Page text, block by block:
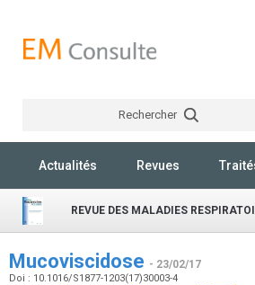
Rechercher
Actualités Revues
REVUE DES MALADIES
Mucoviscidose - 23/02/17
Doi : 10.1016/S1877-1203(17)30003-4